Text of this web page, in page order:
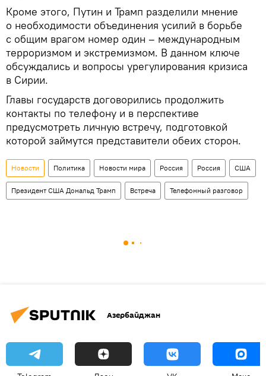
Кроме этого, Путин и Трамп разделили мнение
о необходимости объединения усилий в борьбе
с общим врагом номер один – международным
терроризмом и экстремизмом. В данном ключе
обсуждались и вопросы урегулирования кризиса
в Сирии.
Главы государств договорились продолжить
контакты по телефону и в перспективе
предусмотреть личную встречу, подготовкой
которой займутся представители обеих сторон.
Новости Политика Новости мира Россия Россия США
Президент США Дональд Трамп Встреча Телефонный разговор
Азербайджан